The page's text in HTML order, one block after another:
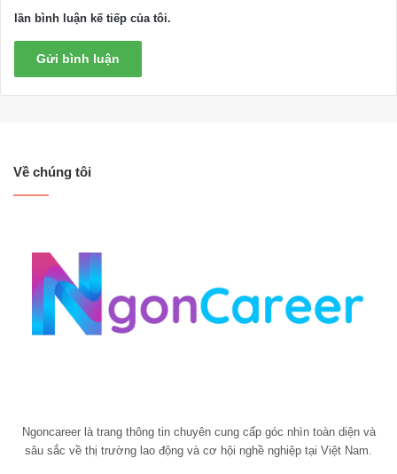
lần bình luận kế tiếp của tôi.
Về chúng tôi
Ngoncareer là trang thông tin chuyên cung cấp góc nhìn toàn diện và
sâu sắc về thị trường lao động và cơ hội nghề nghiệp tại Việt Nam.